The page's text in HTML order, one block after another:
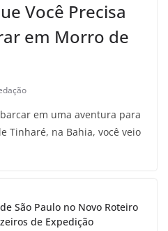
Você Precisa
em Morro de
em uma aventura para
Tinharé, na Bahia, você veio
São Paulo no Novo Roteiro
de Expedição